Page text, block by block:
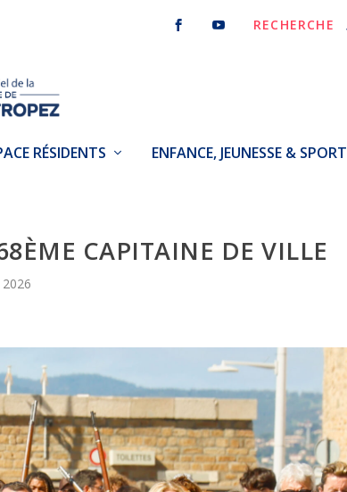
RÉSIDENTS ENFANCE, JEUNESSE & SPORT
CAPITAINE DE VILLE